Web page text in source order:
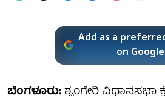
Add as a
on Google
ಬೆಂಗಳೂರು:ಶೃಂಗೇರಿ ವಿಧಾನಸಭಾ